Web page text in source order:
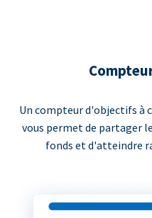
Un compteur d'objectifs à
vous permet de partager
fonds et d'atteindre